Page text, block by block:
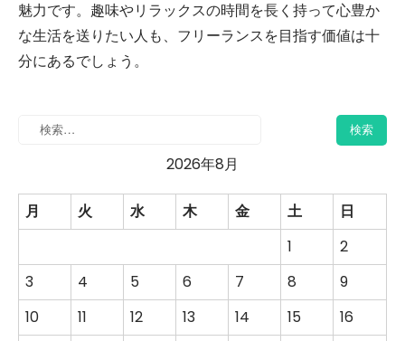
魅力です。趣味やリラックスの時間を長く持って心豊か
な生活を送りたい人も、フリーランスを目指す価値は十
分にあるでしょう。
2026年8月
月 火 水 木 金 土
日
1
2
3
4 5 6 7 8
9
10
11 12 13 14 15
16